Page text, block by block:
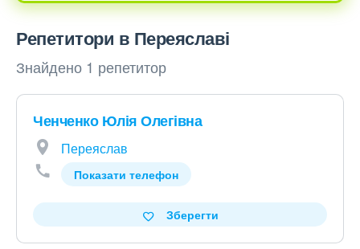
Репетитори в Переяславі
Знайдено 1 репетитор
Ченченко Юлія Олегівна
Переяслав
Показати телефон
Зберегти